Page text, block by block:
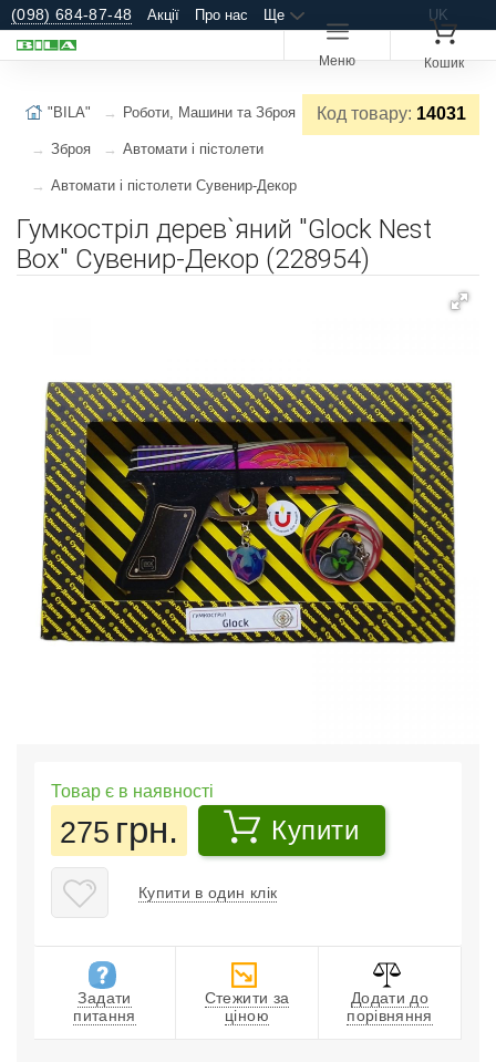
(098) 684-87-48 Акції Про нас Ще UK
Меню Кошик
Код товару: 14031
"BILA" Роботи, Машини та Зброя
Зброя Автомати і пістолети
Автомати і пістолети Сувенир-Декор
Гумкостріл дерев`яний "Glock Nest
Box" Сувенир-Декор (228954)
Товар є в наявності
275 грн. Купити
Купити в один клік
Задати
питання
Стежити за
ціною
Додати до
порівняння